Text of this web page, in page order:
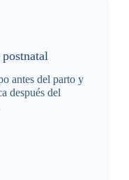
antes del parto y
después del